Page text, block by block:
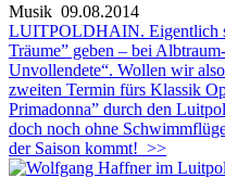
Musik 09.08.2014
LUITPOLDHAIN. Eigentlich
Träume” geben – bei
Unvollendete“. Wollen wir
zweiten Termin fürs Klassik
Primadonna” durch den
doch noch ohne
der Saison kommt! >>